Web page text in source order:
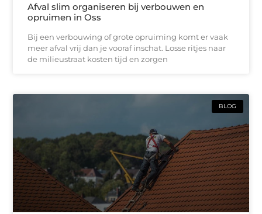
Afval slim organiseren bij verbouwen en
opruimen in Oss
Bij een verbouwing of grote opruiming komt er vaak
meer afval vrij dan je vooraf inschat. Losse ritjes naar
de milieustraat kosten tijd en zorgen
BLOG